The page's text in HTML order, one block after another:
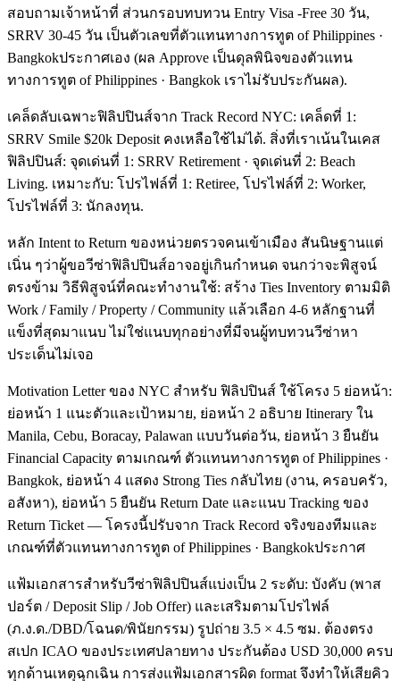
สอบถามเจ้าหน้าที่ ส่วนกรอบทบทวน Entry Visa -Free 30 วัน,
SRRV 30-45 วัน เป็นตัวเลขที่ตัวแทนทางการทูต of Philippines ·
Bangkokประกาศเอง (ผล Approve เป็นดุลพินิจของตัวแทน
ทางการทูต of Philippines · Bangkok เราไม่รับประกันผล).
เคล็ดลับเฉพาะฟิลิปปินส์จาก Track Record NYC: เคล็ดที่ 1:
SRRV Smile $20k Deposit คงเหลือใช้ไม่ได้. สิ่งที่เราเน้นในเคส
ฟิลิปปินส์: จุดเด่นที่ 1: SRRV Retirement · จุดเด่นที่ 2: Beach
Living. เหมาะกับ: โปรไฟล์ที่ 1: Retiree, โปรไฟล์ที่ 2: Worker,
โปรไฟล์ที่ 3: นักลงทุน.
หลัก Intent to Return ของหน่วยตรวจคนเข้าเมือง สันนิษฐานแต่
เนิ่น ๆว่าผู้ขอวีซ่าฟิลิปปินส์อาจอยู่เกินกำหนด จนกว่าจะพิสูจน์
ตรงข้าม วิธีพิสูจน์ที่คณะทำงานใช้: สร้าง Ties Inventory ตามมิติ
Work / Family / Property / Community แล้วเลือก 4-6 หลักฐานที่
แข็งที่สุดมาแนบ ไม่ใช่แนบทุกอย่างที่มีจนผู้ทบทวนวีซ่าหา
ประเด็นไม่เจอ
Motivation Letter ของ NYC สำหรับ ฟิลิปปินส์ ใช้โครง 5 ย่อหน้า:
ย่อหน้า 1 แนะตัวและเป้าหมาย, ย่อหน้า 2 อธิบาย Itinerary ใน
Manila, Cebu, Boracay, Palawan แบบวันต่อวัน, ย่อหน้า 3 ยืนยัน
Financial Capacity ตามเกณฑ์ ตัวแทนทางการทูต of Philippines ·
Bangkok, ย่อหน้า 4 แสดง Strong Ties กลับไทย (งาน, ครอบครัว,
อสังหา), ย่อหน้า 5 ยืนยัน Return Date และแนบ Tracking ของ
Return Ticket — โครงนี้ปรับจาก Track Record จริงของทีมและ
เกณฑ์ที่ตัวแทนทางการทูต of Philippines · Bangkokประกาศ
แฟ้มเอกสารสำหรับวีซ่าฟิลิปปินส์แบ่งเป็น 2 ระดับ: บังคับ (พาส
ปอร์ต / Deposit Slip / Job Offer) และเสริมตามโปรไฟล์
(ภ.ง.ด./DBD/โฉนด/พินัยกรรม) รูปถ่าย 3.5 × 4.5 ซม. ต้องตรง
สเปก ICAO ของประเทศปลายทาง ประกันต้อง USD 30,000 ครบ
ทุกด้านเหตุฉุกเฉิน การส่งแฟ้มเอกสารผิด format จึงทำให้เสียคิว